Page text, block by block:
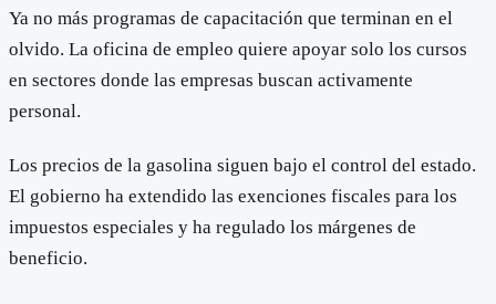
Ya no más programas de capacitación que terminan en el
olvido. La oficina de empleo quiere apoyar solo los cursos
en sectores donde las empresas buscan activamente
personal.
Los precios de la gasolina siguen bajo el control del estado.
El gobierno ha extendido las exenciones fiscales para los
impuestos especiales y ha regulado los márgenes de
beneficio.